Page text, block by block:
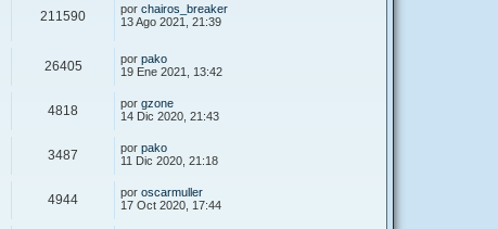
211590 por chairos_breaker
13 Ago 2021, 21:39
26405 por pako
19 Ene 2021, 13:42
4818 por gzone
14 Dic 2020, 21:43
3487 por pako
11 Dic 2020, 21:18
4944 por oscarmuller
17 Oct 2020, 17:44